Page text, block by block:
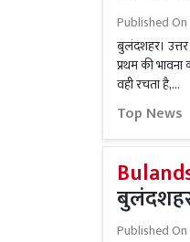
Published On
बुलंदशहर। उत्तर
प्रथम की
वही रचता है,...
Top News
Published On